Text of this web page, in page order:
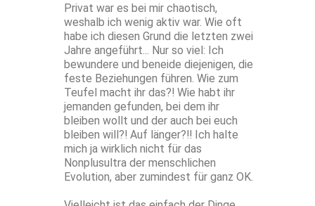
Privat war es bei mir chaotisch,
weshalb ich wenig aktiv war. Wie oft
habe ich diesen Grund die letzten zwei
Jahre angeführt... Nur so viel: Ich
bewundere und beneide diejenigen, die
feste Beziehungen führen. Wie zum
Teufel macht ihr das?! Wie habt ihr
jemanden gefunden, bei dem ihr
bleiben wollt und der auch bei euch
bleiben will?! Auf länger?!! Ich halte
mich ja wirklich nicht für das
Nonplusultra der menschlichen
Evolution, aber zumindest für ganz OK.